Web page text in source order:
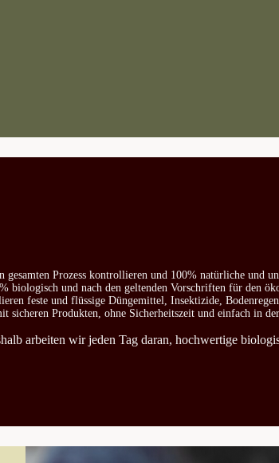
Prozess kontrollieren und 100% natürliche und
und nach den geltenden Vorschriften für den
feste und flüssige Düngemittel, Insektizide,
Produkten, ohne Sicherheitszeit und einfach in
arbeiten wir jeden Tag daran, hochwertige